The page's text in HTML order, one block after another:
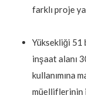
farklı proje
Yüksekliği 51
inşaat alanı
kullanımına
müelliflerinin